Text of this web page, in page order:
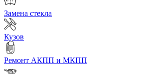
Замена стекла
Кузов
Ремонт АКПП и МКПП